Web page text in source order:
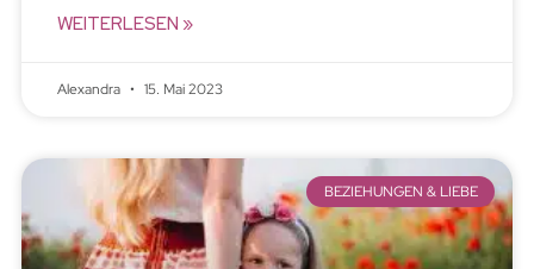
WEITERLESEN »
Alexandra 15. Mai 2023
BEZIEHUNGEN & LIEBE